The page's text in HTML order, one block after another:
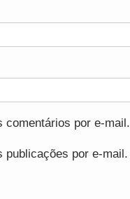
comentários por e-mail.
publicações por e-mail.